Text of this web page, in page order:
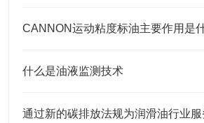
CANNON运动粘度标油主要作用是
什么是油液监测技术
通过新的碳排放法规为润滑油行业服